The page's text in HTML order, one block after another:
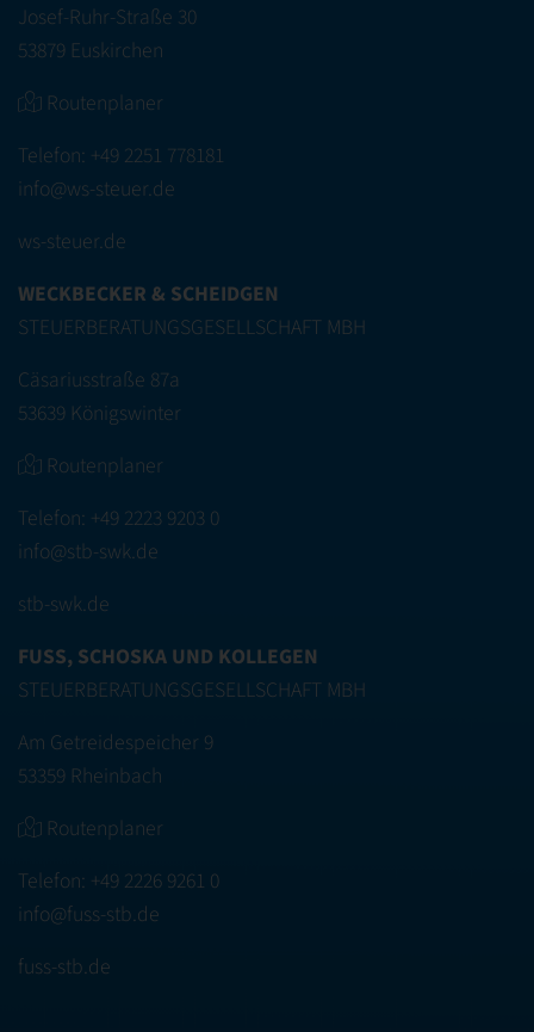
Josef-Ruhr-Straße 30
53879 Euskirchen
Routenplaner
Telefon: +49 2251 778181
info@ws-steuer.de
ws-steuer.de
WECKBECKER & SCHEIDGEN
STEUERBERATUNGSGESELLSCHAFT MBH
Cäsariusstraße 87a
53639 Königswinter
Routenplaner
Telefon: +49 2223 9203 0
info@stb-swk.de
stb-swk.de
FUSS, SCHOSKA UND KOLLEGEN
STEUERBERATUNGSGESELLSCHAFT MBH
Am Getreidespeicher 9
53359 Rheinbach
Routenplaner
Telefon: +49 2226 9261 0
info@fuss-stb.de
fuss-stb.de